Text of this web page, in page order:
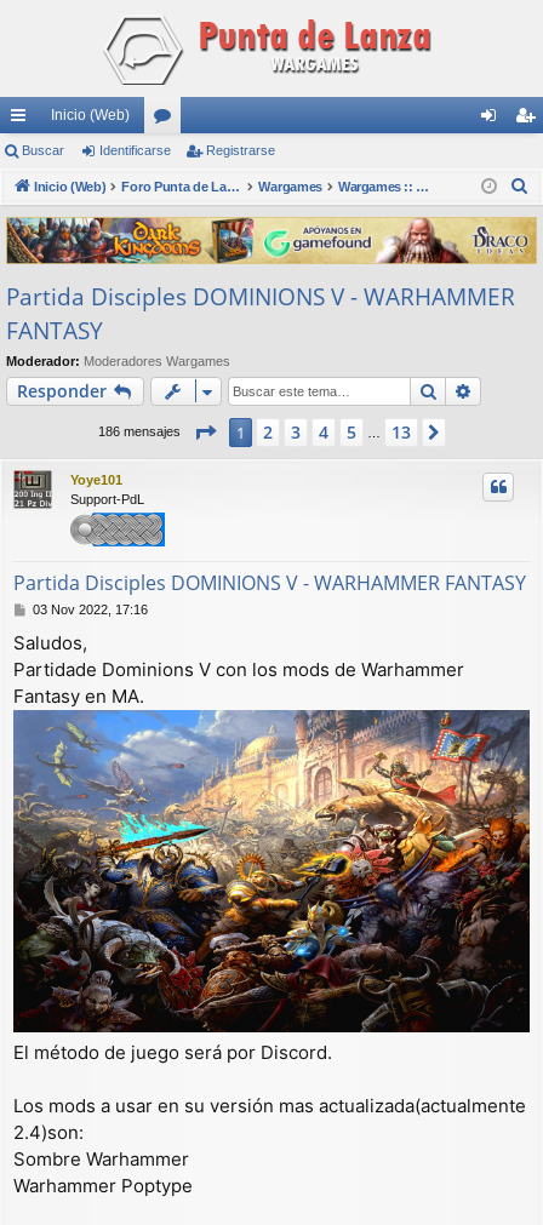
nl
ac
es
rá
pi
do
s
Inicio (Web)
or
os nti
fic
ar
se
ist
ra
rs
Buscar Identificarse Registrarse
Inicio (Web) Foro Punta de Lanza Wargames Wargames Wargames :: Dominions
s
c
Partida Disciples DOMINIONS V - WARHAMMER
FANTASY
Moderador: Moderadores Wargames
Responder Buscar
186 mensajes Página de 13
1 2 3 4 5 13
Yoye101
Support-PdL
Partida Disciples DOMINIONS V - WARHAMMER FANTASY
M
n
s
j
03 Nov 2022, 17:16
Saludos,
Partidade Dominions V con los mods de Warhammer
Fantasy en MA.
El método de juego será por Discord.
Los mods a usar en su versión mas actualizada(actualmente
2.4)son:
Sombre Warhammer
Warhammer Poptype